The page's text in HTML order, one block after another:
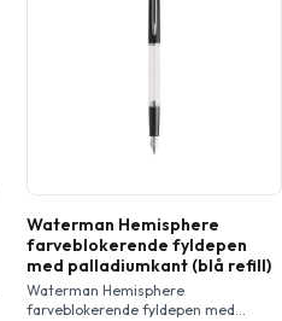
Waterman Hemisphere
farveblokerende fyldepen
med palladiumkant (blå refill)
Waterman Hemisphere
farveblokerende fyldepen med